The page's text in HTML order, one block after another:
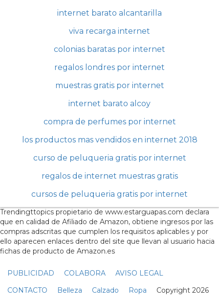
internet barato alcantarilla
viva recarga internet
colonias baratas por internet
regalos londres por internet
muestras gratis por internet
internet barato alcoy
compra de perfumes por internet
los productos mas vendidos en internet 2018
curso de peluqueria gratis por internet
regalos de internet muestras gratis
cursos de peluqueria gratis por internet
Trendingttopics propietario de www.estarguapas.com declara
que en calidad de Afiliado de Amazon, obtiene ingresos por las
compras adscritas que cumplen los requisitos aplicables y por
ello aparecen enlaces dentro del site que llevan al usuario hacia
fichas de producto de Amazon.es
PUBLICIDAD COLABORA
AVISO LEGAL
CONTACTO
Belleza Calzado Ropa Copyright 2026